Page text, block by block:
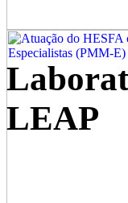
LEAP